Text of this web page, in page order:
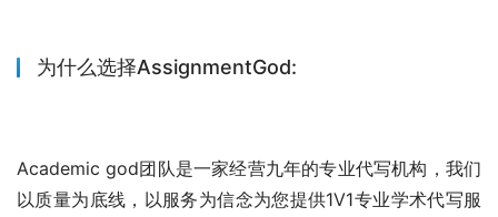
为什么选择AssignmentGod:
Academic god团队是一家经营九年的专业代写机构，我们
以质量为底线，以服务为信念为您提供1V1专业学术代写服